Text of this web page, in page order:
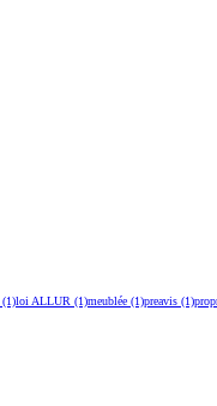
(1)loi ALLUR (1)meublée (1)preavis (1)